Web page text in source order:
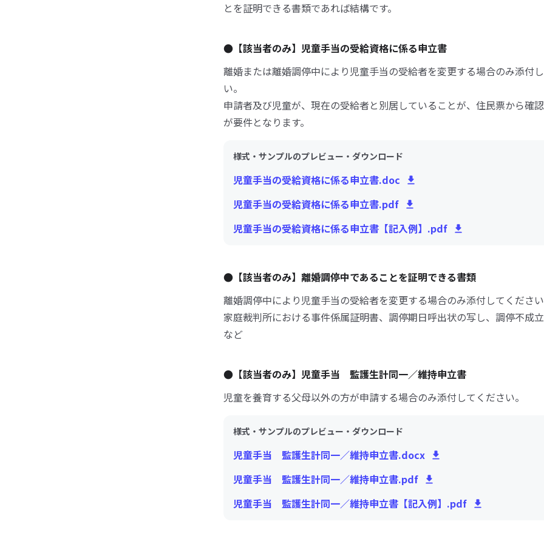
とを証明できる書類であれば結構です。
●【該当者のみ】児童手当の受給資格に係る申立書
離婚または離婚調停中により児童手当の受給者を変更する場合のみ添付
い。
申請者及び児童が、現在の受給者と別居していることが、住民票から確
が要件となります。
様式・サンプルのプレビュー・ダウンロード
児童手当の受給資格に係る申立書.doc
児童手当の受給資格に係る申立書.pdf
児童手当の受給資格に係る申立書【記入例】.pdf
●【該当者のみ】離婚調停中であることを証明できる書類
離婚調停中により児童手当の受給者を変更する場合のみ添付してください
家庭裁判所における事件係属証明書、調停期日呼出状の写し、調停不成
など
●【該当者のみ】児童手当 監護生計同一／維持申立書
児童を養育する父母以外の方が申請する場合のみ添付してください。
様式・サンプルのプレビュー・ダウンロード
児童手当 監護生計同一／維持申立書.docx
児童手当 監護生計同一／維持申立書.pdf
児童手当 監護生計同一／維持申立書【記入例】.pdf